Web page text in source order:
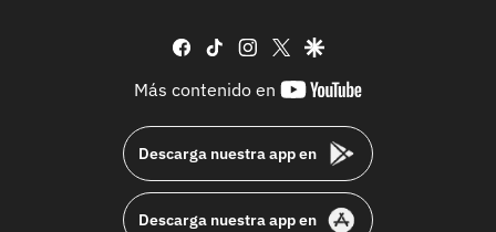
facebook
tiktok instagram
twittergoogle
Más contenido en
youtube-
Descarga nuestra app en
Descarga nuestra app en